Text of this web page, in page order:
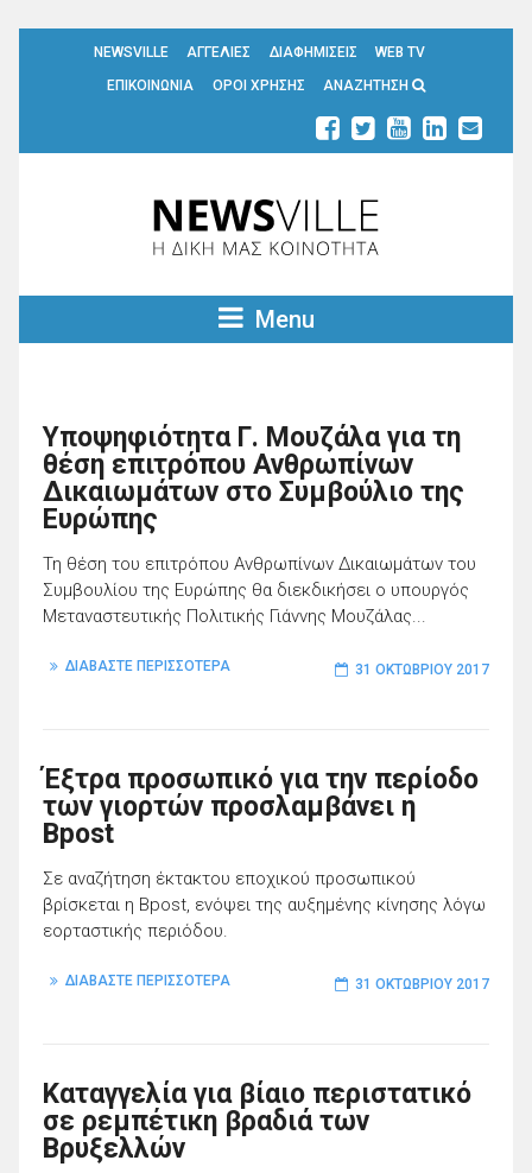
NEWSVILLE ΑΓΓΕΛΙΕΣ ΔΙΑΦΗΜΙΣΕΙΣ
WEB TV
ΕΠΙΚΟΙΝΩΝΙΑ
ΟΡΟΙ ΧΡΗΣΗΣ ΑΝΑΖΗΤΗΣΗ
Menu
Υποψηφιότητα Γ. Μουζάλα για τη
θέση επιτρόπου Ανθρωπίνων
Δικαιωμάτων στο Συμβούλιο της
Ευρώπης
Τη θέση του επιτρόπου Ανθρωπίνων Δικαιωμάτων του
Συμβουλίου της Ευρώπης θα διεκδικήσει ο υπουργός
Μεταναστευτικής Πολιτικής Γιάννης Μουζάλας...
ΔΙΑΒΑΣΤΕ ΠΕΡΙΣΣΟΤΕΡΑ 31 ΟΚΤΩΒΡΊΟΥ 2017
Έξτρα προσωπικό για την περίοδο
των γιορτών προσλαμβάνει η
Bpost
Σε αναζήτηση έκτακτου εποχικού προσωπικού
βρίσκεται η Bpost, ενόψει της αυξημένης κίνησης λόγω
εορταστικής περιόδου.
ΔΙΑΒΑΣΤΕ ΠΕΡΙΣΣΟΤΕΡΑ 31 ΟΚΤΩΒΡΊΟΥ 2017
Καταγγελία για βίαιο περιστατικό
σε ρεμπέτικη βραδιά των
Βρυξελλών